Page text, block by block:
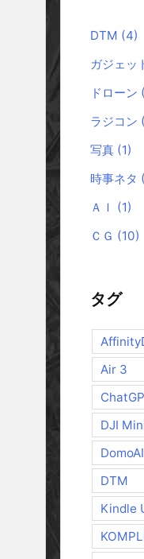
DTM (4)
ガジェッ
ドローン
ラジコン
写真 (1)
時事ネタ
ＡＩ (1)
ＣＧ (10)
タグ
Air 3
DJI
DomoAI
DTM
Kindle